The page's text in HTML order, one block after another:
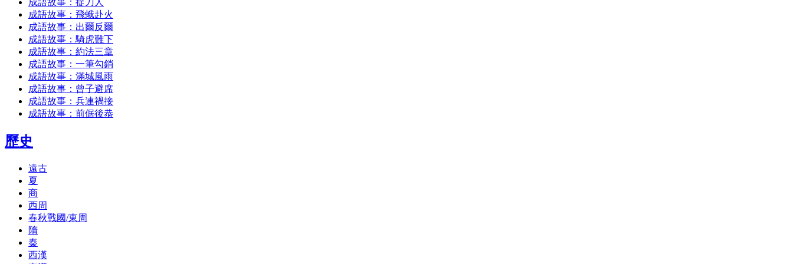
成語故事：捉刀人
成語故事：飛蛾赴火
成語故事：出爾反爾
成語故事：騎虎難下
成語故事：約法三章
成語故事：一筆勾銷
成語故事：滿城風雨
成語故事：曾子避席
成語故事：兵連禍接
成語故事：前倨後恭
歷史
遠古
夏
商
西周
春秋戰國/東周
隋
秦
西漢